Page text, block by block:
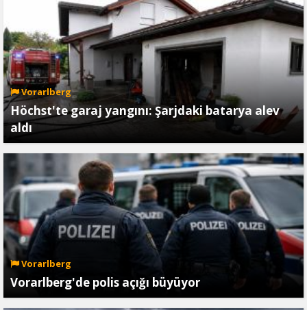
Vorarlberg
Höchst'te garaj yangını: Şarjdaki batarya alev
aldı
Vorarlberg
Vorarlberg'de polis açığı büyüyor